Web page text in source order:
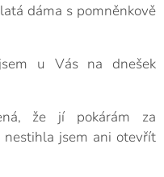
dáma s pomněnkově
u Vás na dnešek
že jí pokárám za
jsem ani otevřít